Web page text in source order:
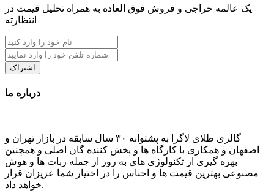
آغاز
بازار
طلا
چگونه
یک عالمه حراجی و فروش فوق العاده به همراه تحلیل قیمت در
انتظارته
اشتراک
درباره ما
گالری طلای لاگرا به پشتوانه ۳۰ سال سابقه در بازار تهران و
اصفهان و همکاری با کارگاه ها و پخش کننده گان اصلی و همچنین
بهره گیری از تکنولوژی های به روز از جمله ربات ها و هوش
مصنوعی بهترین قیمت ها و احناس را در اختیار شما عزیزان قرار
خواهد داد.